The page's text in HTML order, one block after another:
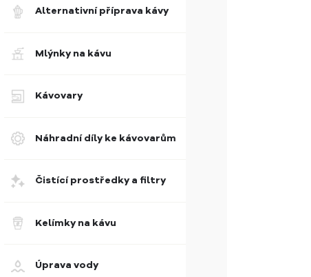
Alternativní příprava kávy
Mlýnky na kávu
Kávovary
Náhradní díly ke kávovarům
Čistící prostředky a filtry
Kelímky na kávu
Úprava vody